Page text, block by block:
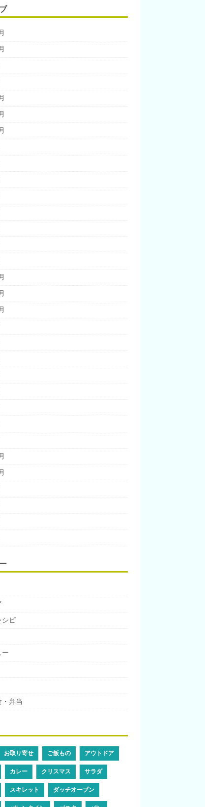
シピ
ー
弁当
お取り寄せ ご飯もの アウトドア
カレー クリスマス サラダ
スキレット ダッチオーブン